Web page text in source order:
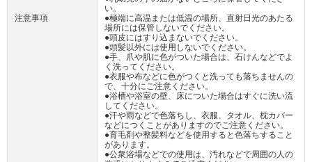
注意事項
い。
●極端に高温または低温の場所、直射日光のあたる
場所には保管しないでください。
●頭皮にはすり込まないでください。
●頭髪以外には使用しないでください。
●手、爪や肌に色がついた場合は、石けんなどでよ
く洗ってください。
●衣服や布などに色がつくと洗っても落ちませんの
で、十分にご注意ください。
●浴槽や浴室の壁、床についた場合はすぐに洗い流
してください。
●汗や雨などで色落ちし、衣服、タオル、枕カバー
などにつくことがありますのでご注意ください。
●育毛剤や整髪料などを使用すると色落ちすること
があります。
●公衆浴場などでの使用は、汚れなどで周囲の人の